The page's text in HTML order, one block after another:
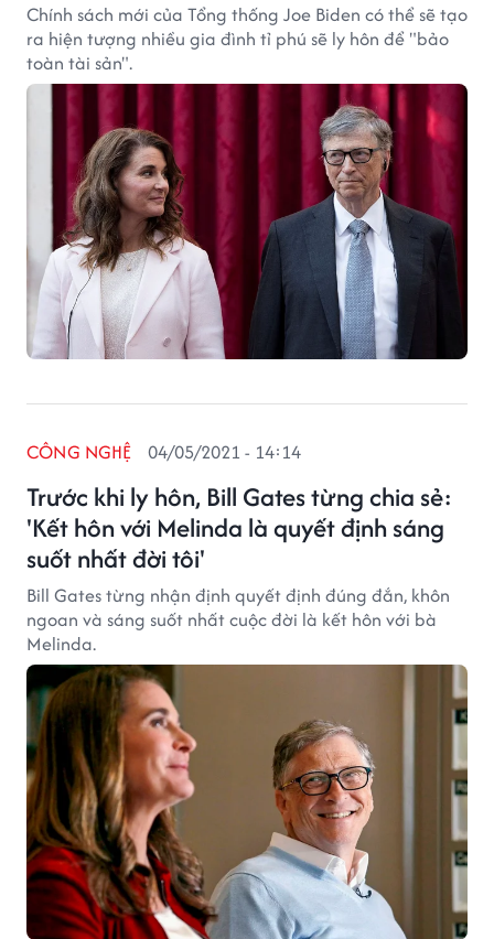
Chính sách mới của Tổng thống Joe Biden có thể sẽ tạo
ra hiện tượng nhiều gia đình tỉ phú sẽ ly hôn để "bảo
toàn tài sản".
Trước khi ly hôn, Bill Gates từng chia sẻ:
'Kết hôn với Melinda là quyết định sáng
suốt nhất đời tôi'
CÔNG NGHỆ 04/05/2021 - 14:14
Bill Gates từng nhận định quyết định đúng đắn, khôn
ngoan và sáng suốt nhất cuộc đời là kết hôn với bà
Melinda.